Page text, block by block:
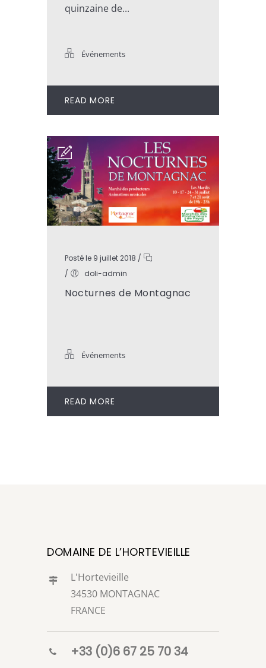
quinzaine de...
Événements
READ MORE
Posté le 9 juillet 2018 /
/
doli-admin
Nocturnes de Montagnac
Événements
READ MORE
DOMAINE DE L’HORTEVIEILLE
L'Hortevieille
34530 MONTAGNAC
FRANCE
+33 (0)6 67 25 70 34